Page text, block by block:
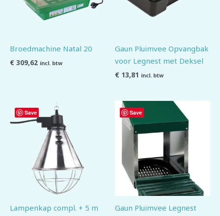
Broedmachine Natal 20
€ 309,62 incl. btw
Gaun Pluimvee Opvangbak
voor Legnest met Deksel
€ 13,81 incl. btw
Save
Lampenkap compl. + 5 m
Save
Gaun Pluimvee Legnest